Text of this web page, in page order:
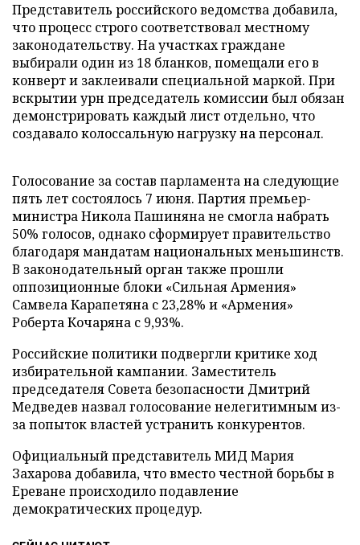
Представитель российского ведомства добавила,
что процесс строго соответствовал местному
законодательству. На участках граждане
выбирали один из 18 бланков, помещали его в
конверт и заклеивали специальной маркой. При
вскрытии урн председатель комиссии был обязан
демонстрировать каждый лист отдельно, что
создавало колоссальную нагрузку на персонал.
Голосование за состав парламента на следующие
пять лет состоялось 7 июня. Партия премьер-
министра Никола Пашиняна не смогла набрать
50% голосов, однако сформирует правительство
благодаря мандатам национальных меньшинств.
В законодательный орган также прошли
оппозиционные блоки «Сильная Армения»
Самвела Карапетяна с 23,28% и «Армения»
Роберта Кочаряна с 9,93%.
Российские политики подвергли критике ход
избирательной кампании. Заместитель
председателя Совета безопасности Дмитрий
Медведев назвал голосование нелегитимным из-
за попыток властей устранить конкурентов.
Официальный представитель МИД Мария
Захарова добавила, что вместо честной борьбы в
Ереване происходило подавление
демократических процедур.